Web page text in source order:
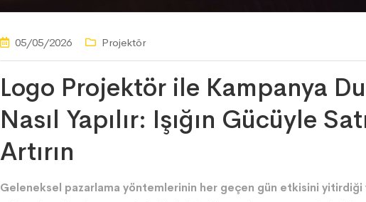
05/05/2026 Projektör
Logo Projektör ile Kampanya
Nasıl Yapılır: Işığın Gücüyle
Artırın
Geleneksel pazarlama yöntemlerinin her geçen gün etkisini